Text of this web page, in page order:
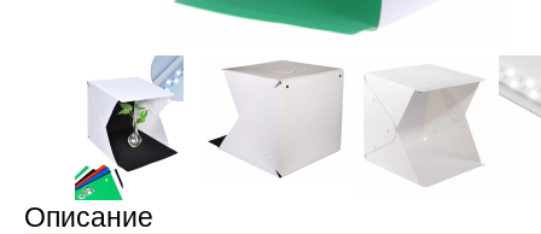
Описание